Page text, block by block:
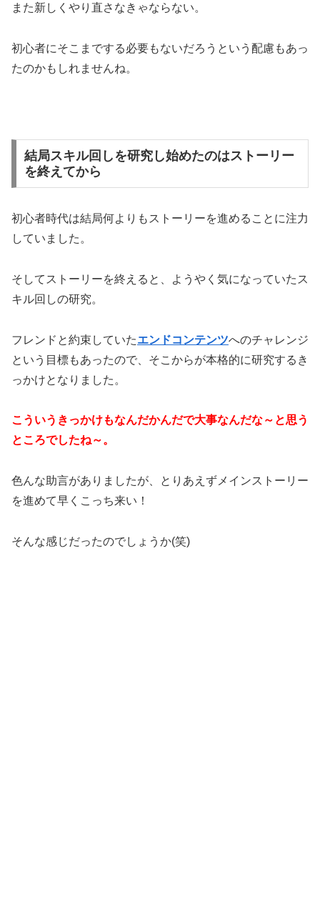
また新しくやり直さなきゃならない。
初心者にそこまでする必要もないだろうという配慮もあっ
たのかもしれませんね。
結局スキル回しを研究し始めたのはストーリー
を終えてから
初心者時代は結局何よりもストーリーを進めることに注力
していました。
そしてストーリーを終えると、ようやく気になっていたス
キル回しの研究。
フレンドと約束していたエンドコンテンツへのチャレンジ
という目標もあったので、そこからが本格的に研究するき
っかけとなりました。
こういうきっかけもなんだかんだで大事なんだな～と思う
ところでしたね～。
色んな助言がありましたが、とりあえずメインストーリー
を進めて早くこっち来い！
そんな感じだったのでしょうか(笑)